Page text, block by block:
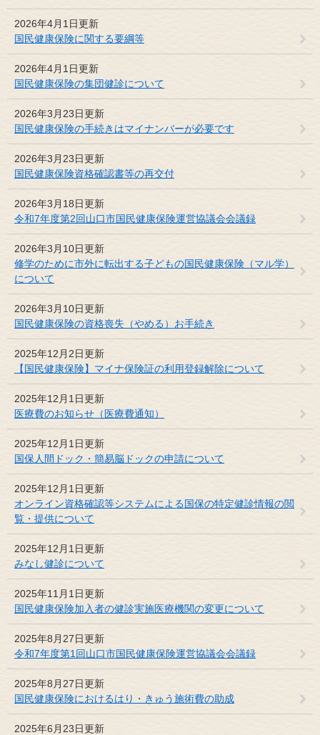
2026年4月1日更新
国民健康保険に関する要綱等
2026年4月1日更新
国民健康保険の集団健診について
2026年3月23日更新
国民健康保険の手続きはマイナンバーが必要です
2026年3月23日更新
国民健康保険資格確認書等の再交付
2026年3月18日更新
令和7年度第2回山口市国民健康保険運営協議会会議録
2026年3月10日更新
修学のために市外に転出する子どもの国民健康保険（マル学）
について
2026年3月10日更新
国民健康保険の資格喪失（やめる）お手続き
2025年12月2日更新
【国民健康保険】マイナ保険証の利用登録解除について
2025年12月1日更新
医療費のお知らせ（医療費通知）
2025年12月1日更新
国保人間ドック・簡易脳ドックの申請について
2025年12月1日更新
オンライン資格確認等システムによる国保の特定健診情報の閲
覧・提供について
2025年12月1日更新
みなし健診について
2025年11月1日更新
国民健康保険加入者の健診実施医療機関の変更について
2025年8月27日更新
令和7年度第1回山口市国民健康保険運営協議会会議録
2025年8月27日更新
国民健康保険におけるはり・きゅう施術費の助成
2025年6月23日更新